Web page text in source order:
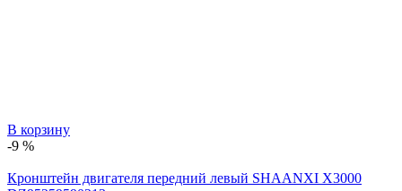
В корзину
-9 %
Кронштейн двигателя передний левый SHAANXI X3000